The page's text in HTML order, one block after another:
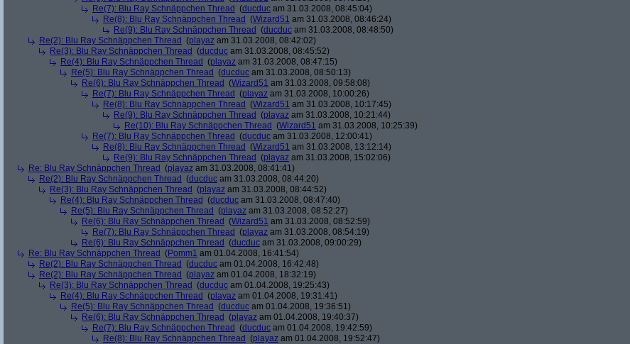
Re(7): Blu Ray Schnäppchen Thread (ducduc am 31.03.2008, 08:45:04)
Re(8): Blu Ray Schnäppchen Thread (Wizard51 am 31.03.2008, 08:46:24)
Re(9): Blu Ray Schnäppchen Thread (ducduc am 31.03.2008, 08:48:50)
Re(2): Blu Ray Schnäppchen Thread (playaz am 31.03.2008, 08:42:02)
Re(3): Blu Ray Schnäppchen Thread (ducduc am 31.03.2008, 08:45:52)
Re(4): Blu Ray Schnäppchen Thread (playaz am 31.03.2008, 08:47:15)
Re(5): Blu Ray Schnäppchen Thread (ducduc am 31.03.2008, 08:50:13)
Re(6): Blu Ray Schnäppchen Thread (Wizard51 am 31.03.2008, 09:58:08)
Re(7): Blu Ray Schnäppchen Thread (playaz am 31.03.2008, 10:00:26)
Re(8): Blu Ray Schnäppchen Thread (Wizard51 am 31.03.2008, 10:17:45)
Re(9): Blu Ray Schnäppchen Thread (playaz am 31.03.2008, 10:21:44)
Re(10): Blu Ray Schnäppchen Thread (Wizard51 am 31.03.2008, 10:25:39)
Re(7): Blu Ray Schnäppchen Thread (ducduc am 31.03.2008, 12:00:41)
Re(8): Blu Ray Schnäppchen Thread (Wizard51 am 31.03.2008, 13:12:14)
Re(9): Blu Ray Schnäppchen Thread (playaz am 31.03.2008, 15:02:06)
Re: Blu Ray Schnäppchen Thread (playaz am 31.03.2008, 08:41:41)
Re(2): Blu Ray Schnäppchen Thread (ducduc am 31.03.2008, 08:44:20)
Re(3): Blu Ray Schnäppchen Thread (playaz am 31.03.2008, 08:44:52)
Re(4): Blu Ray Schnäppchen Thread (ducduc am 31.03.2008, 08:47:40)
Re(5): Blu Ray Schnäppchen Thread (playaz am 31.03.2008, 08:52:27)
Re(6): Blu Ray Schnäppchen Thread (Wizard51 am 31.03.2008, 08:52:59)
Re(7): Blu Ray Schnäppchen Thread (playaz am 31.03.2008, 08:54:19)
Re(6): Blu Ray Schnäppchen Thread (ducduc am 31.03.2008, 09:00:29)
Re: Blu Ray Schnäppchen Thread (Pomm1 am 01.04.2008, 16:41:54)
Re(2): Blu Ray Schnäppchen Thread (ducduc am 01.04.2008, 16:42:48)
Re(2): Blu Ray Schnäppchen Thread (playaz am 01.04.2008, 18:32:19)
Re(3): Blu Ray Schnäppchen Thread (ducduc am 01.04.2008, 19:25:43)
Re(4): Blu Ray Schnäppchen Thread (playaz am 01.04.2008, 19:31:41)
Re(5): Blu Ray Schnäppchen Thread (ducduc am 01.04.2008, 19:36:51)
Re(6): Blu Ray Schnäppchen Thread (playaz am 01.04.2008, 19:40:37)
Re(7): Blu Ray Schnäppchen Thread (ducduc am 01.04.2008, 19:42:59)
Re(8): Blu Ray Schnäppchen Thread (playaz am 01.04.2008, 19:52:47)